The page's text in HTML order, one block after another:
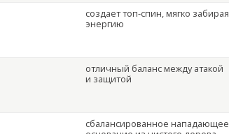
создает топ-спин, мягко забирая
энергию
отличный баланс между атакой
и защитой
сбалансированное нападающее